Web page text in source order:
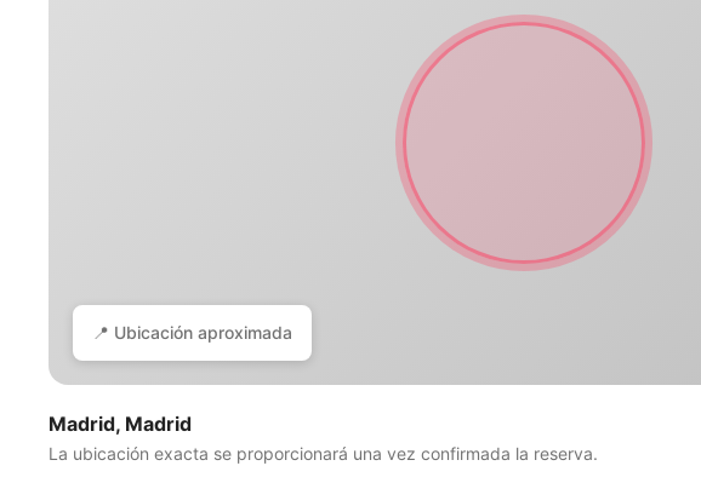
📍 Ubicación aproximada
Madrid, Madrid
La ubicación exacta se proporcionará una vez confirmada la reserva.